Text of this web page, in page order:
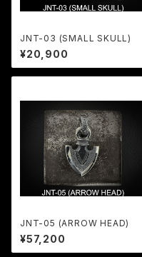
JNT-03 (SMALL SKULL)
¥20,900
JNT-05 (ARROW HEAD)
¥57,200